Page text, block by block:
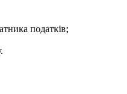
податків;